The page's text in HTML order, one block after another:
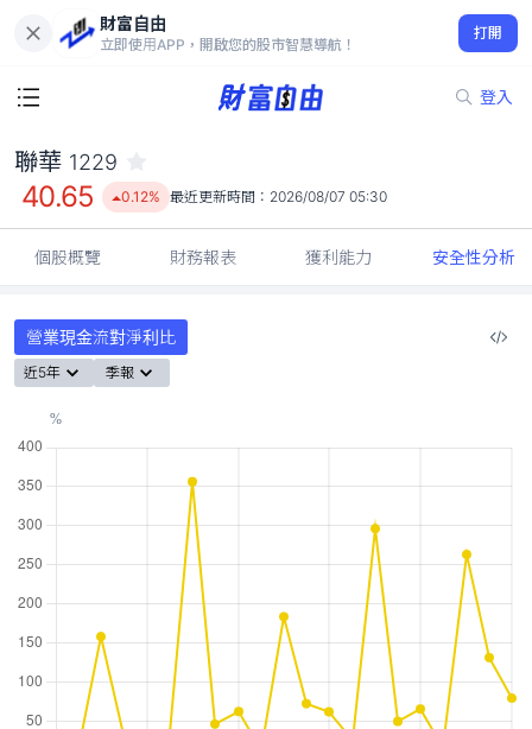
財富自由
立即使用APP，開啟您的股市智慧導航！
打開
登入
40.65
0.12%
聯華 1229
40.65 0.12% 最近更新時間： 2026/08/07 05:30
個股概覽 財務報表 獲利能力 安全性分析
營業現金流對淨利比
近5年 季報